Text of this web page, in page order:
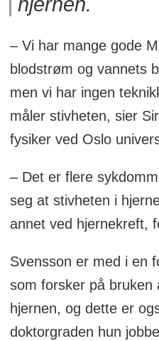
– Vi har mange gode
blodstrøm og vannets
men vi har ingen
måler stivheten, sier
fysiker ved Oslo
– Det er flere
seg at stivheten i
annet ved hjernekreft,
Svensson er med i en
som forsker på bruken
hjernen, og dette er
doktorgraden hun